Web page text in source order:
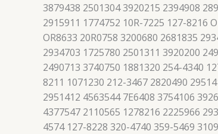
3879438 2501304 3920215 2394908
2915911 1774752 10R-7225 127-8216
OR8633 20R0758 3200680 2681835
2934703 1725780 2501311 3920200
2490713 3740750 1881320 254-4340
8211 1071230 212-3467 2820490
2951412 4563544 7E6408 3754106
4377547 2110565 1278216 2225966
4574 127-8228 320-4740 359-5469